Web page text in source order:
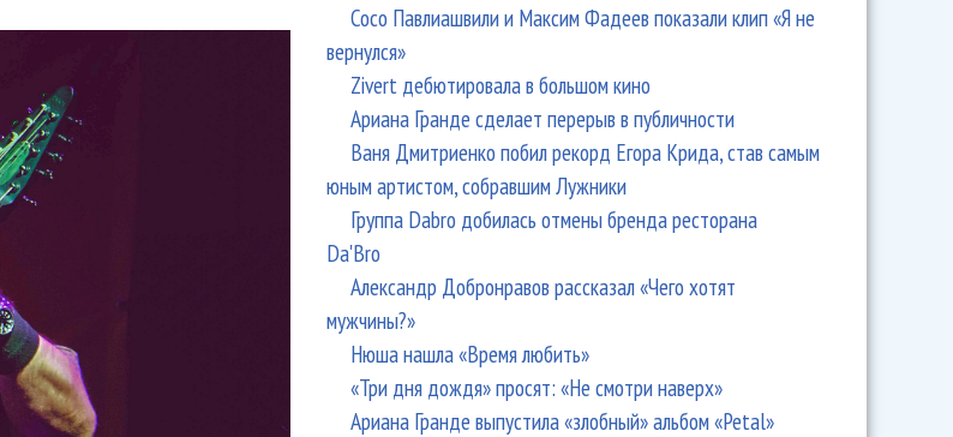
Сосо Павлиашвили и Максим Фадеев показали клип «Я не
вернулся»
Zivert дебютировала в большом кино
Ариана Гранде сделает перерыв в публичности
Ваня Дмитриенко побил рекорд Егора Крида, став самым
юным артистом, собравшим Лужники
Группа Dabro добилась отмены бренда ресторана
Da'Bro
Александр Добронравов рассказал «Чего хотят
мужчины?»
Нюша нашла «Время любить»
«Три дня дождя» просят: «Не смотри наверх»
Ариана Гранде выпустила «злобный» альбом «Petal»